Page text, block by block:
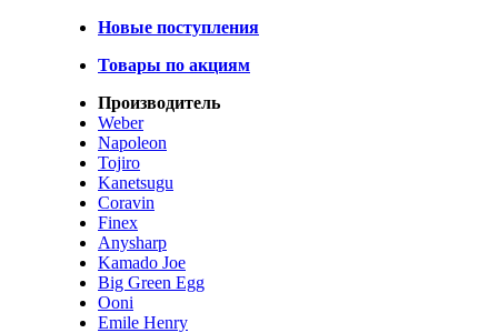
Новые поступления
Товары по акциям
Производитель
Weber
Napoleon
Tojiro
Kanetsugu
Coravin
Finex
Anysharp
Kamado Joe
Big Green Egg
Ooni
Emile Henry